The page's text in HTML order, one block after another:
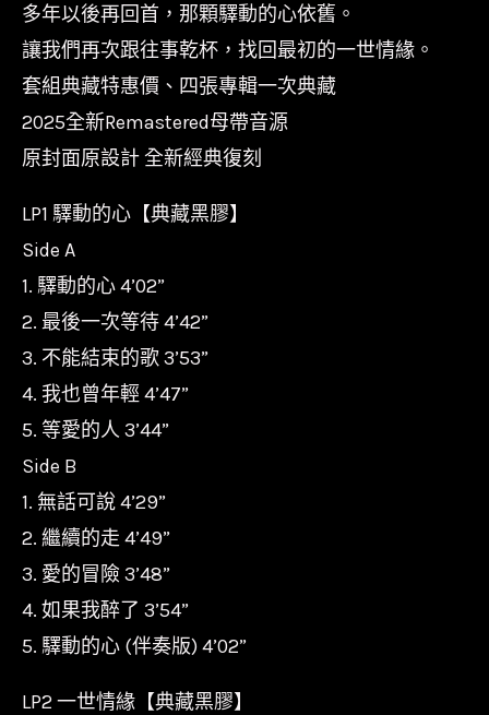
黑
膠
套
組 /
典
編
號/180g/
華
納
數
量
多年以後再回首，那顆驛動的心依舊。
讓我們再次跟往事乾杯，找回最初的一世情緣。
套組典藏特惠價、四張專輯一次典藏
2025全新Remastered母帶音源
原封面原設計 全新經典復刻
LP1 驛動的心【典藏黑膠】
Side A
1. 驛動的心 4’02”
2. 最後一次等待 4’42”
3. 不能結束的歌 3’53”
4. 我也曾年輕 4’47”
5. 等愛的人 3’44”
Side B
1. 無話可說 4’29”
2. 繼續的走 4’49”
3. 愛的冒險 3’48”
4. 如果我醉了 3’54”
5. 驛動的心 (伴奏版) 4’02”
LP2 一世情緣【典藏黑膠】